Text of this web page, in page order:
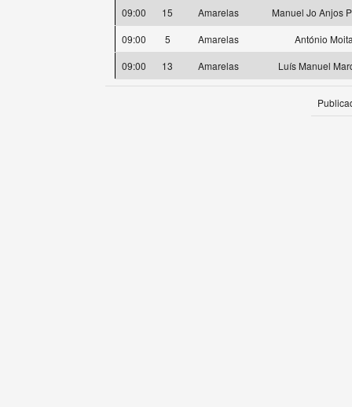
09:00 15 Amarelas
Manuel Jo Anjos
09:00
5 Amarelas
António
09:00
13 Amarelas Luís Manuel